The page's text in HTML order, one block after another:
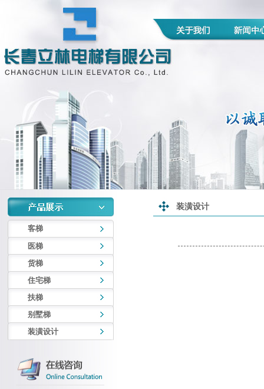
客梯
医梯
货梯
住宅梯
扶梯
别墅梯
装潢设计
装潢设计